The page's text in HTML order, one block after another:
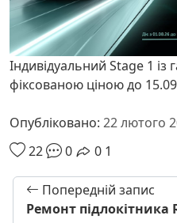
Індивідуальний Stage 1 із
фіксованою ціною до
Опубліковано: 22 лютого
22
0 0 1
Попередній запис
Ремонт підлокітника